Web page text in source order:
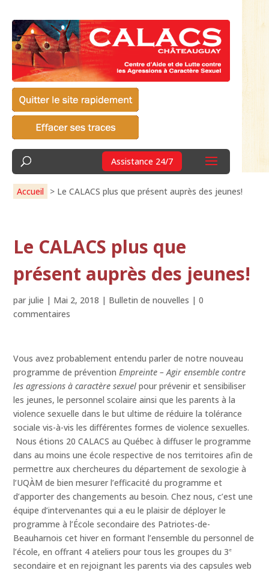
Assistance 24/7
Accueil > Le CALACS plus que présent auprès des jeunes!
Le CALACS plus que
présent auprès des jeunes!
par julie | Mai 2, 2018 | Bulletin de nouvelles |0
commentaires
Vous avez probablement entendu parler de notre nouveau
programme de préventionEmpreinte – Agir ensemble contre
les agressions à caractère sexuel pour prévenir et sensibiliser
les jeunes, le personnel scolaire ainsi que les parents à la
violence sexuelle dans le but ultime de réduire la tolérance
sociale vis-à-vis les différentes formes de violence sexuelles.
Nous étions 20 CALACS au Québec à diffuser le programme
dans au moins une école respective de nos territoires afin de
permettre aux chercheures du département de sexologie à
l’UQÀM de bien mesurer l’efficacité du programme et
d’apporter des changements au besoin. Chez nous, c’est une
équipe d’intervenantes qui a eu le plaisir de déployer le
programme à l’École secondaire des Patriotes-de-
Beauharnois cet hiver en formant l’ensemble du personnel de
l’école, en offrant 4 ateliers pour tous les groupes du 3 e
secondaire et en rejoignant les parents via des capsules web